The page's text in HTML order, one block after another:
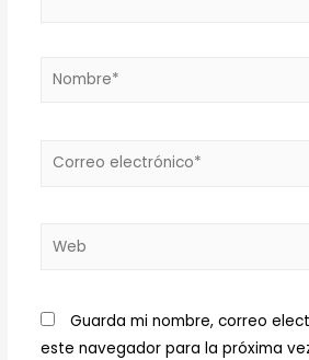
Nombre*
Correo
Web
Guarda mi nombre, correo
este navegador para la próxima